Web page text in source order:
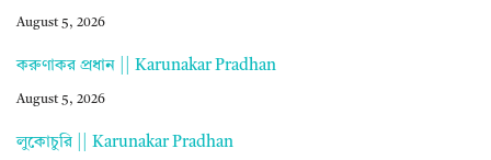
August 5, 2026
করুণাকর প্রধান || Karunakar Pradhan
August 5, 2026
লুকোচুরি || Karunakar Pradhan